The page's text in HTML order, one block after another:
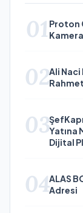
01 Proton
02Ali Naci
03Yatına
Dijital
04ALAS
Adresi